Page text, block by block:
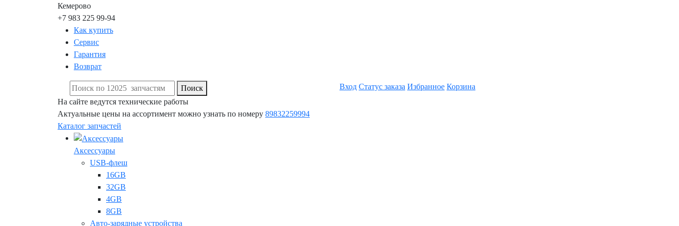
Кемерово
+7 983 225 99-94
Как купить
Сервис
Гарантия
Возврат
Поиск Вход Статус заказа Избранное Корзина
На сайте ведутся технические работы
Актуальные цены на ассортимент можно узнать по номеру 89832259994
Каталог запчастей
Аксессуары
USB-флеш
16GB
32GB
4GB
8GB
Авто-зарядные устройства